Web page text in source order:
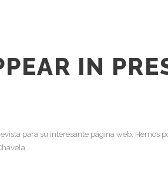
IN
para su interesante página web. Hemos